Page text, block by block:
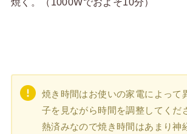
焼き時間はお使いの家電によって
子を見ながら時間を調整してくだ
熱済みなので焼き時間はあまり神